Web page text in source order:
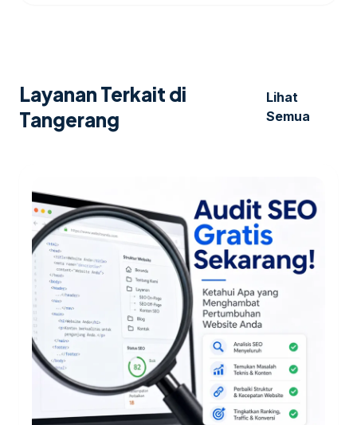
Layanan Terkait di
Tangerang
Lihat
Semua